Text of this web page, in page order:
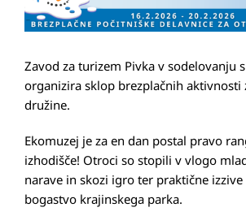
Zavod za turizem Pivka v sodelovanju
organizira sklop brezplačnih aktivnosti
družine.
Ekomuzej je za en dan postal pravo
izhodišče! Otroci so stopili v vlogo
narave in skozi igro ter praktične izzive
bogastvo krajinskega parka.